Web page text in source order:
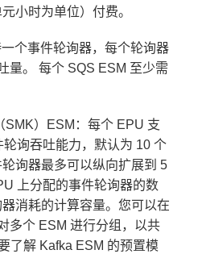
+ 248.00 USD
USD
用
2M * 0.2
USD
节费用
小时为单位）付费。
个事件轮询器，每个轮询器
量。 每个 SQS ESM 至少需
SMK）ESM：每个 EPU 支
询吞吐能力，默认为 10 个
询器最多可以纵向扩展到 5
上分配的事件轮询器的数
消耗的计算容量。您可以在
多个 ESM 进行分组，以共
了解 Kafka ESM 的预置模